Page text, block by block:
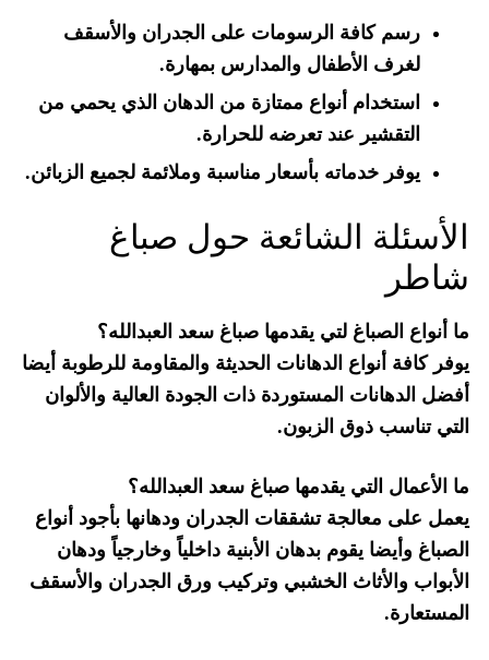
رسم كافة الرسومات على الجدران والأسقف
لغرف الأطفال والمدارس بمهارة.
استخدام أنواع ممتازة من الدهان الذي يحمي من
التقشير عند تعرضه للحرارة.
يوفر خدماته بأسعار مناسبة وملائمة لجميع الزبائن.
الأسئلة الشائعة حول صباغ
شاطر
ما أنواع الصباغ لتي يقدمها صباغ سعد العبدالله؟
يوفر كافة أنواع الدهانات الحديثة والمقاومة للرطوبة أيضا
أفضل الدهانات المستوردة ذات الجودة العالية والألوان
التي تناسب ذوق الزبون.
ما الأعمال التي يقدمها صباغ سعد العبدالله؟
يعمل على معالجة تشققات الجدران ودهانها بأجود أنواع
الصباغ وأيضا يقوم بدهان الأبنية داخلياً وخارجياً ودهان
الأبواب والأثاث الخشبي وتركيب ورق الجدران والأسقف
المستعارة.